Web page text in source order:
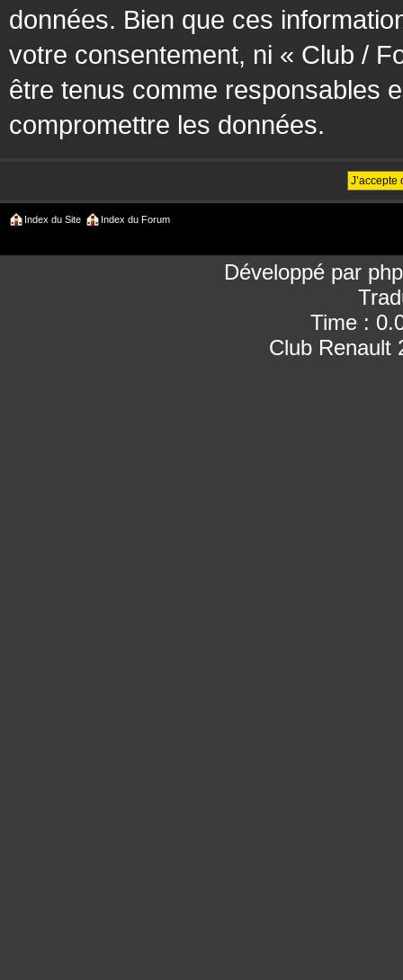
données. Bien que ces
votre consentement, ni « Club /
être tenus comme responsables
compromettre les données.
Index du Site Index du Forum
Développé par
Time :
Club Renault